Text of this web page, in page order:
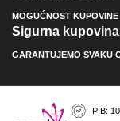
MOGUĆNOST
Sigurna
GARANTUJEMO SVAKU
PIB: